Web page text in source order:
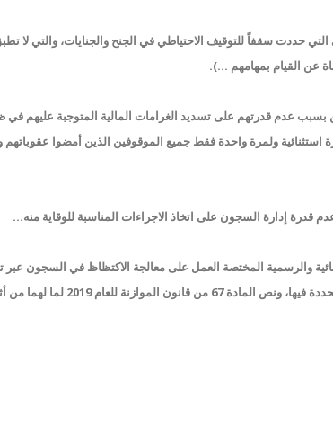
محاكمات جزائية، وهي التي حددت سقفاً للتوقيف الاحتياطي في الجنح والجنايات، والتي
عن القيام بمهامهم ...).
بسبب عدم قدرتهم على تسديد الغرامات المالية المتوجبة عليهم في
موازنة العام 2019، والتي أعفت وبصورة استثنائية ولمرة واحدة فقط جميع الموقوفين الذين أمضوا
قدرة إدارة السجون على اتخاذ الاجراءات المناسبة للوقاية منه...
والرسمية المختصة العمل على معالجة الاكتظاظ في السجون
المادة 108 من قانون أصول محاكمات جزائية نصاً وروحاً، والالتزام بالمهل المحددة